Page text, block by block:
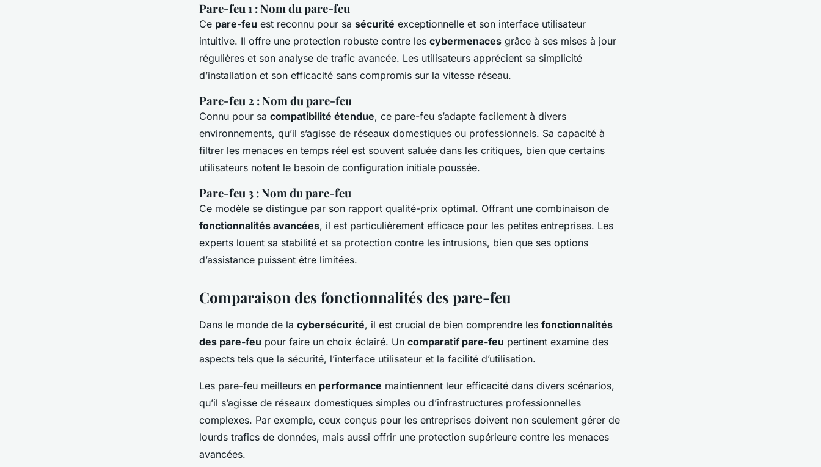
Pare-feu 1 : Nom du pare-feu
Ce pare-feu est reconnu pour sa sécurité exceptionnelle et son interface utilisateur
intuitive. Il offre une protection robuste contre les cybermenaces grâce à ses mises à jour
régulières et son analyse de trafic avancée. Les utilisateurs apprécient sa simplicité
d’installation et son efficacité sans compromis sur la vitesse réseau.
Pare-feu 2 : Nom du pare-feu
Connu pour sa compatibilité étendue, ce pare-feu s’adapte facilement à divers
environnements, qu’il s’agisse de réseaux domestiques ou professionnels. Sa capacité à
filtrer les menaces en temps réel est souvent saluée dans les critiques, bien que certains
utilisateurs notent le besoin de configuration initiale poussée.
Pare-feu 3 : Nom du pare-feu
Ce modèle se distingue par son rapport qualité-prix optimal. Offrant une combinaison de
fonctionnalités avancées, il est particulièrement efficace pour les petites entreprises. Les
experts louent sa stabilité et sa protection contre les intrusions, bien que ses options
d’assistance puissent être limitées.
Comparaison des fonctionnalités des pare-feu
Dans le monde de la cybersécurité, il est crucial de bien comprendre les fonctionnalités
des pare-feu pour faire un choix éclairé. Un comparatif pare-feu pertinent examine des
aspects tels que la sécurité, l’interface utilisateur et la facilité d’utilisation.
Les pare-feu meilleurs en performance maintiennent leur efficacité dans divers scénarios,
qu’il s’agisse de réseaux domestiques simples ou d’infrastructures professionnelles
complexes. Par exemple, ceux conçus pour les entreprises doivent non seulement gérer de
lourds trafics de données, mais aussi offrir une protection supérieure contre les menaces
avancées.